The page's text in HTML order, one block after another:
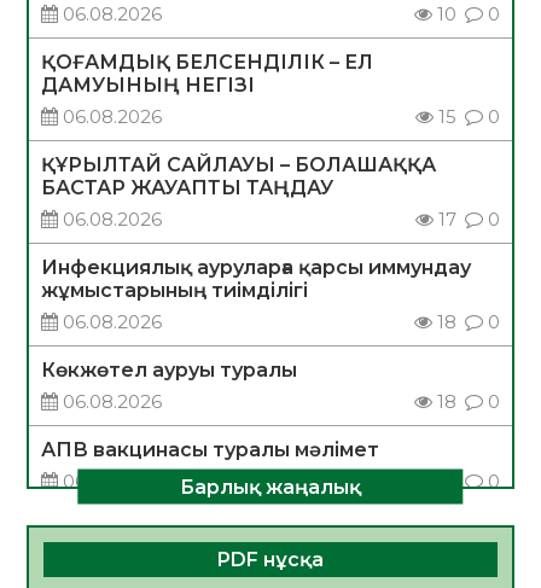
06.08.2026
10 0
ҚОҒАМДЫҚ БЕЛСЕНДІЛІК – ЕЛ
ДАМУЫНЫҢ НЕГІЗІ
06.08.2026
15 0
ҚҰРЫЛТАЙ САЙЛАУЫ – БОЛАШАҚҚА
БАСТАР ЖАУАПТЫ ТАҢДАУ
06.08.2026
17 0
Инфекциялық ауруларға қарсы иммундау
жұмыстарының тиімділігі
06.08.2026
18 0
Көкжөтел ауруы туралы
06.08.2026
18 0
АПВ вакцинасы туралы мәлімет
06.08.2026
0
Open Air: Қызылорда облысы полиция
департаменті 20 мыңнан астам
көрерменнің қауіпсіздігін қамтамасыз етті
Барлық жаңалық
PDF нұсқа